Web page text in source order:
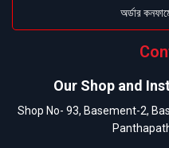
অর্ডার
Our Shop and
Shop No- 93, Basement-2,